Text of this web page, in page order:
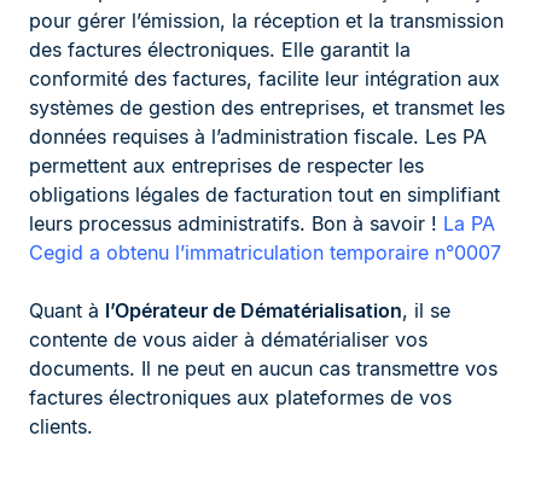
pour gérer l’émission, la réception et la transmission
des factures électroniques. Elle garantit la
conformité des factures, facilite leur intégration aux
systèmes de gestion des entreprises, et transmet les
données requises à l’administration fiscale. Les PA
permettent aux entreprises de respecter les
obligations légales de facturation tout en simplifiant
leurs processus administratifs. Bon à savoir ! La PA
Cegid a obtenu l’immatriculation temporaire n°0007
Quant à l’Opérateur de Dématérialisation, il se
contente de vous aider à dématérialiser vos
documents. Il ne peut en aucun cas transmettre vos
factures électroniques aux plateformes de vos
clients.